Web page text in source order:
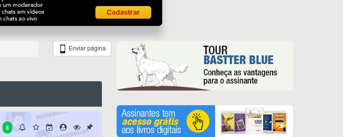
Enviar página
8